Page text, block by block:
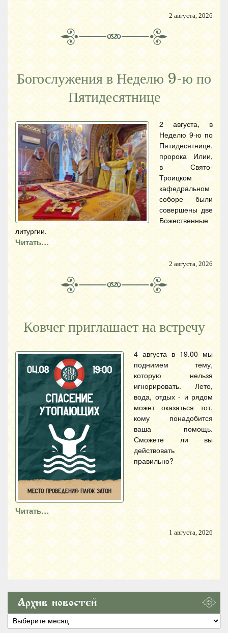
2 августа, 2026
Богослужения в Неделю 9-ю по
Пятидесятнице
2 августа, в
Неделю 9-ю по
Пятидесятнице,
пророка Илии,
в Свято-
Троицком
кафедральном
соборе были
совершены две
Божественные
литургии.
Читать…
2 августа, 2026
Ковчег приглашает на встречу
4 августа в 19.00 мы
поднимем тему,
которую нельзя
игнорировать. Лето,
вода, отдых - и рядом
может оказаться тот,
кому понадобится
ваша помощь.
Сможете ли вы
действовать
правильно?
Читать…
1 августа, 2026
Архив новостей
Архив
новостей